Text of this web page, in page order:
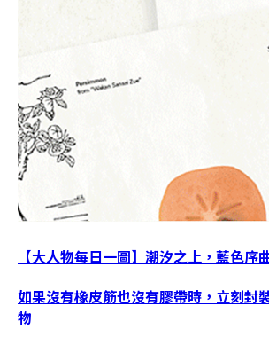
【大人物每日一圖】潮汐之上，藍色序
如果沒有橡皮筋也沒有膠帶時，立刻封
物